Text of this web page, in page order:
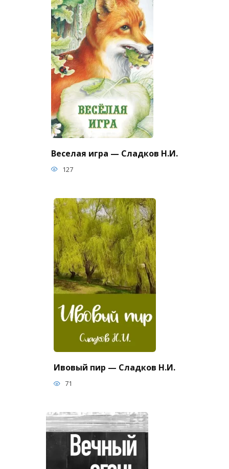
Веселая игра — Сладков Н.И.
127
Ивовый пир — Сладков Н.И.
71